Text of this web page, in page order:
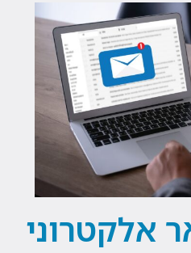
אלקטרוני